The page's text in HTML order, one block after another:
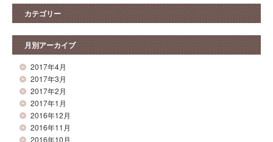
カテゴリー
月別アーカイブ
2017年4月
2017年3月
2017年2月
2017年1月
2016年12月
2016年11月
2016年10月